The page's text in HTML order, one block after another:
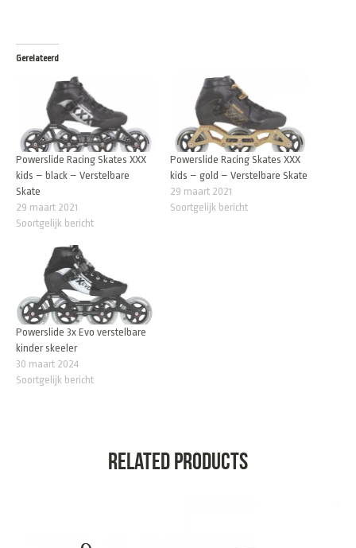
Gerelateerd
Powerslide Racing Skates XXX
kids – black – Verstelbare
Skate
29 maart 2021
Soortgelijk bericht
Powerslide Racing Skates XXX
kids – gold – Verstelbare Skate
29 maart 2021
Soortgelijk bericht
Powerslide 3x Evo verstelbare
kinder skeeler
30 maart 2024
Soortgelijk bericht
Related products